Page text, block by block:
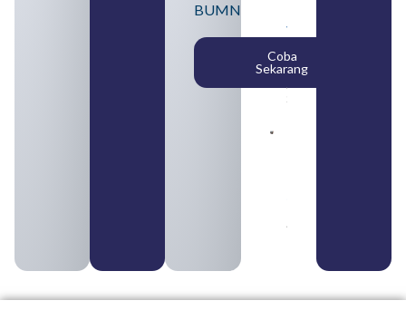
BUMN
Coba
Sekarang
yang
Tergabung
dalam
Himbara
August 4,
2026
August 3, 2026